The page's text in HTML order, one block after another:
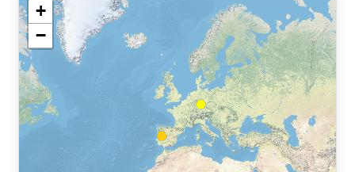
+
−